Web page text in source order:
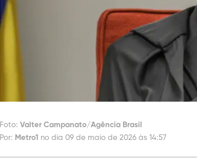
Foto: Valter Campanato/Agência Brasil
Por: Metro1 no dia 09 de maio de 2026 às 14:57